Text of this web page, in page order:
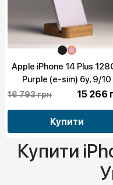
Apple iPhone 14 Plus
Purple (e-sim) бу, 9/10
16 793 грн 15 266
Купити
Купити